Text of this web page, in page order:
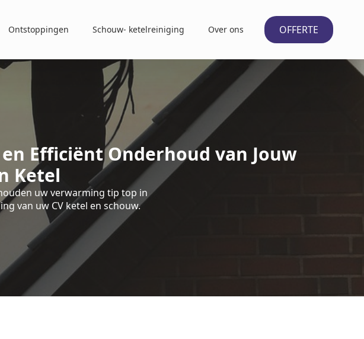
Ontstoppingen Schouw- ketelreiniging Over ons OFFERTE
Efficiënt Onderhoud van Jouw
Ketel
uw verwarming tip top in
van uw CV ketel en schouw.